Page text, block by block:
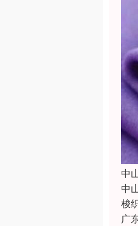
中
中
梭
广